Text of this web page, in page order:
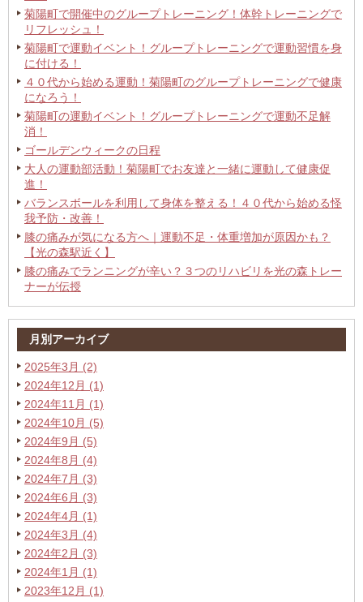
菊陽町で開催中のグループトレーニング！体幹トレーニングで
リフレッシュ！
菊陽町で運動イベント！グループトレーニングで運動習慣を身
に付ける！
４０代から始める運動！菊陽町のグループトレーニングで健康
になろう！
菊陽町の運動イベント！グループトレーニングで運動不足解
消！
ゴールデンウィークの日程
大人の運動部活動！菊陽町でお友達と一緒に運動して健康促
進！
バランスボールを利用して身体を整える！４０代から始める怪
我予防・改善！
膝の痛みが気になる方へ｜運動不足・体重増加が原因かも？
【光の森駅近く】
膝の痛みでランニングが辛い？３つのリハビリを光の森トレー
ナーが伝授
月別アーカイブ
2025年3月 (2)
2024年12月 (1)
2024年11月 (1)
2024年10月 (5)
2024年9月 (5)
2024年8月 (4)
2024年7月 (3)
2024年6月 (3)
2024年4月 (1)
2024年3月 (4)
2024年2月 (3)
2024年1月 (1)
2023年12月 (1)